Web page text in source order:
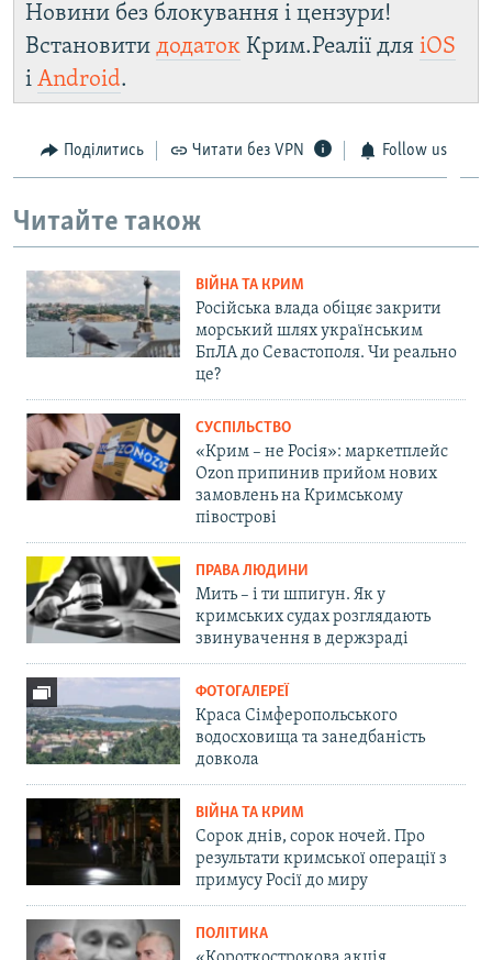
Новини без блокування і цензури!
Встановити додаток Крим.Реалії для iOS
і Android.
Поділитись Читати без VPN Follow us
Читайте також
ВІЙНА ТА КРИМ
Російська влада обіцяє закрити
морський шлях українським
БпЛА до Севастополя. Чи реально
це?
СУСПІЛЬСТВО
«Крим – не Росія»: маркетплейс
Ozon припинив прийом нових
замовлень на Кримському
півострові
ПРАВА ЛЮДИНИ
Мить – і ти шпигун. Як у
кримських судах розглядають
звинувачення в держзраді
ФОТОГАЛЕРЕЇ
Краса Сімферопольського
водосховища та занедбаність
довкола
ВІЙНА ТА КРИМ
Сорок днів, сорок ночей. Про
результати кримської операції з
примусу Росії до миру
ПОЛІТИКА